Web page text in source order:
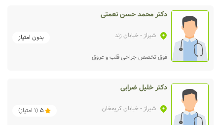
دکتر محمد حسن نعمتی
شیراز - خیابان زند بدون امتیاز
فوق تخصص جراحی قلب و عروق
دکتر خلیل ضرابی
شیراز - خیابان کریمخان 5
(
1 امتیاز)